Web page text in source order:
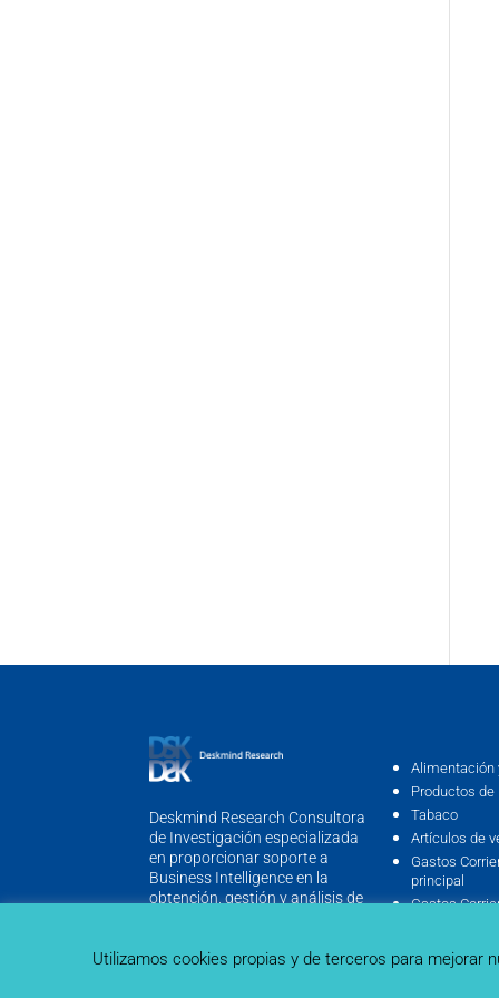
Deskmind Research Consultora
de Investigación especializada
en proporcionar soporte a
Business Intelligence en la
obtención, gestión y análisis de
Alimentación
Productos
Tabaco
Artículos de
Gastos
principal
Gastos
Utilizamos cookies propias y de terceros para mejorar